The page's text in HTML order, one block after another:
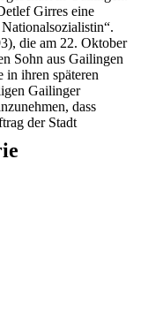
Girres eine
Nationalsozialistin“.
die am 22. Oktober
Sohn aus Gailingen
in ihren späteren
Gailinger
dass
der Stadt